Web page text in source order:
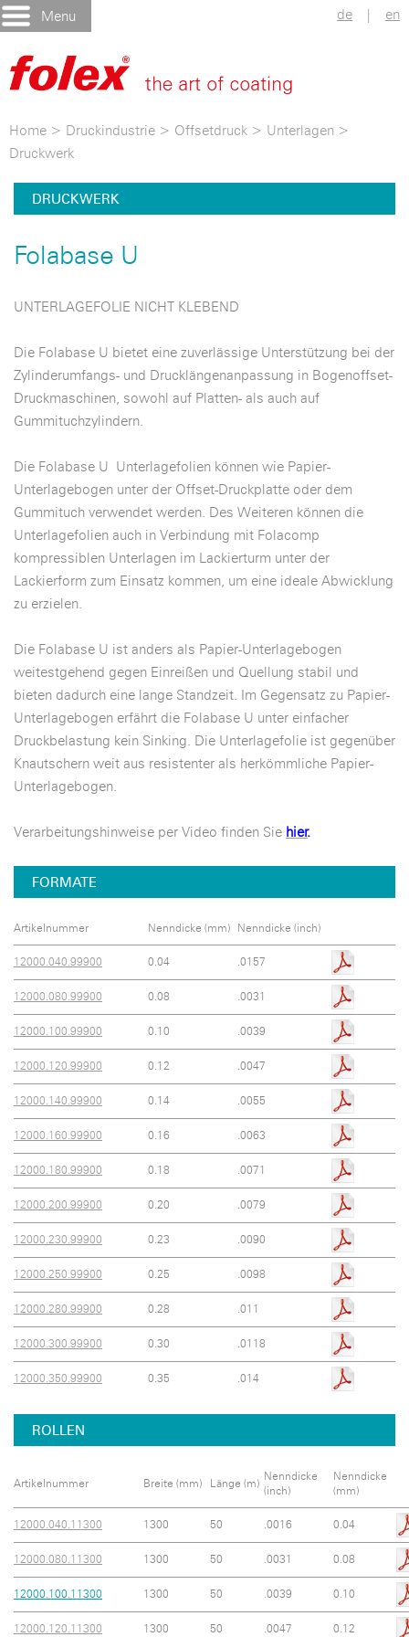
Menu de | en
Home > Druckindustrie > Offsetdruck > Unterlagen >
Druckwerk
DRUCKWERK
Folabase U
UNTERLAGEFOLIE NICHT KLEBEND
Die Folabase U bietet eine zuverlässige Unterstützung bei der
Zylinderumfangs- und Drucklängenanpassung in Bogenoffset-
Druckmaschinen, sowohl auf Platten- als auch auf
Gummituchzylindern.
Die Folabase U Unterlagefolien können wie Papier-
Unterlagebogen unter der Offset-Druckplatte oder dem
Gummituch verwendet werden. Des Weiteren können die
Unterlagefolien auch in Verbindung mit Folacomp
kompressiblen Unterlagen im Lackierturm unter der
Lackierform zum Einsatz kommen, um eine ideale Abwicklung
zu erzielen.
Die Folabase U ist anders als Papier-Unterlagebogen
weitestgehend gegen Einreißen und Quellung stabil und
bieten dadurch eine lange Standzeit. Im Gegensatz zu Papier-
Unterlagebogen erfährt die Folabase U unter einfacher
Druckbelastung kein Sinking. Die Unterlagefolie ist gegenüber
Knautschern weit aus resistenter als herkömmliche Papier-
Unterlagebogen.
Verarbeitungshinweise per Video finden Sie hier.
FORMATE
Artikelnummer Nenndicke (mm) Nenndicke (inch)
12000.040.99900 0.04 .0157
12000.080.99900 0.08 .0031
12000.100.99900 0.10 .0039
12000.120.99900 0.12 .0047
12000.140.99900 0.14 .0055
12000.160.99900 0.16 .0063
12000.180.99900 0.18 .0071
12000.200.99900 0.20 .0079
12000.230.99900 0.23 .0090
12000.250.99900 0.25 .0098
12000.280.99900 0.28 .011
12000.300.99900 0.30 .0118
12000.350.99900 0.35 .014
ROLLEN
Artikelnummer Breite (mm) Länge (m)
Nenndicke
(inch)
Nenndicke
(mm)
12000.040.11300 1300 50 .0016 0.04
12000.080.11300 1300 50 .0031 0.08
12000.100.11300 1300 50 .0039 0.10
12000.120.11300 1300 50 .0047 0.12